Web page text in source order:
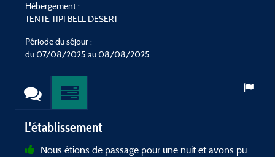
Hébergement :
TENTE TIPI BELL DESERT
Période du séjour :
du 07/08/2025 au 08/08/2025
L'établissement
Nous étions de passage pour une nuit et avons pu